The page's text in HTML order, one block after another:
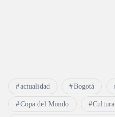
actualidad Bogotá
Copa del Mundo Cultura